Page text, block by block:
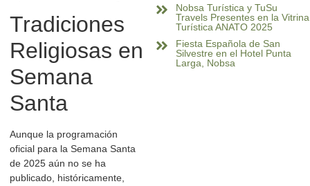
Tradiciones
Religiosas en
Semana
Santa
Aunque la programación
oficial para la Semana Santa
de 2025 aún no se ha
publicado, históricamente,
Nobsa Turística y TuSu
Travels Presentes en la Vitrina
Turística ANATO 2025
Fiesta Española de San
Silvestre en el Hotel Punta
Larga, Nobsa